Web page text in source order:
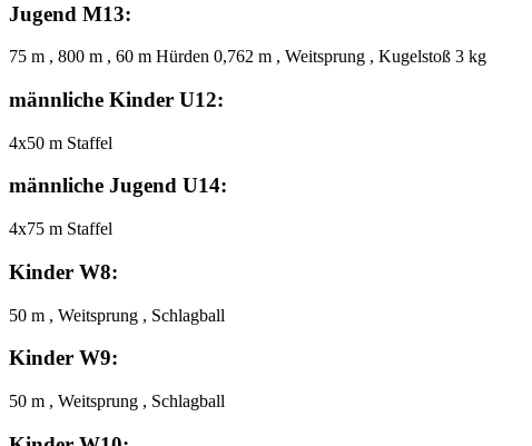
Jugend M13:
75 m , 800 m , 60 m Hürden 0,762 m , Weitsprung , Kugelstoß 3 kg
männliche Kinder U12:
4x50 m Staffel
männliche Jugend U14:
4x75 m Staffel
Kinder W8:
50 m , Weitsprung , Schlagball
Kinder W9:
50 m , Weitsprung , Schlagball